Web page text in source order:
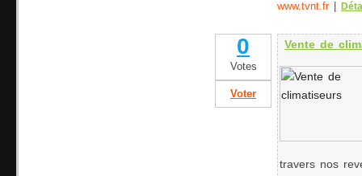
www.tvnt.fr|
0
Votes
Voter
Vente de
travers nos